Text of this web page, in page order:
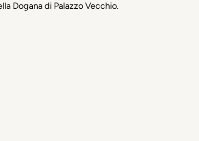
Dogana di Palazzo Vecchio.